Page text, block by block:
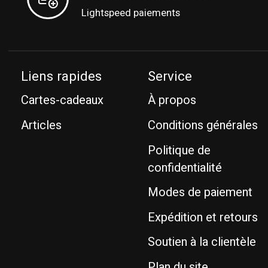
Lightspeed paiements
Liens rapides
Cartes-cadeaux
Articles
Service
À propos
Conditions générales
Politique de
confidentialité
Modes de paiement
Expédition et retours
Soutien à la clientèle